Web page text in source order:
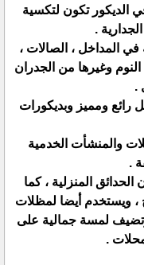
الديكور تكون لتكسية
.
المداخل ، الصالات ،
وغيرها من الجدران
.
رائع ومميز وبديكورات
والمنشأت الخدمية
.
المنزلية ، كما
، ويستخدم أيضا لمظلات
لمسة جمالية على
.